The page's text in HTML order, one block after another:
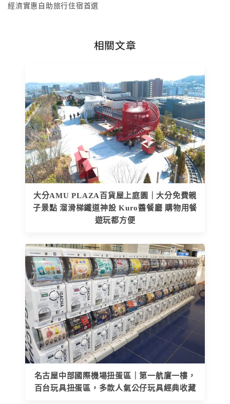
經濟實惠自助旅行住宿首選
相關文章
大分AMU PLAZA百貨屋上庭園｜大分免費親
子景點 溜滑梯鐵道神設 Kuro醬餐廳 購物用餐
遊玩都方便
名古屋中部國際機場扭蛋區｜第一航廈一樓，
百台玩具扭蛋區，多款人氣公仔玩具經典收藏